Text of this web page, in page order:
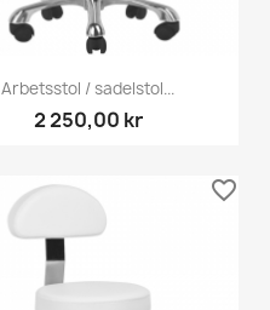
Snabbvy
Arbetsstol / sadelstol...
2 250,00 kr
favorite_border